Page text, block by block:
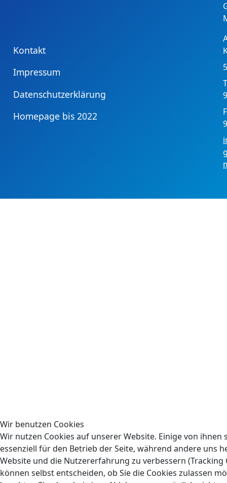
Kontakt
Impressum
Datenschutzerklärung
Homepage bis 2022
Wir benutzen Cookies
Wir nutzen Cookies auf unserer Website. Einige von ihnen
essenziell für den Betrieb der Seite, während andere uns
Website und die Nutzererfahrung zu verbessern (Tracking
können selbst entscheiden, ob Sie die Cookies zulassen